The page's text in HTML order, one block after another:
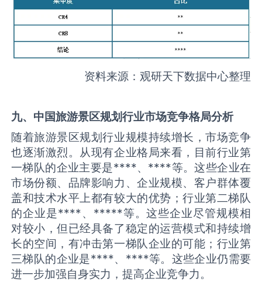
资料来源：观研天下数据中心整理
九、中国旅游景区规划行业市场竞争格局分析
随着旅游景区规划行业规模持续增长，市场竞争
也逐渐激烈。从现有企业格局来看，目前行业第
一梯队的企业主要是****、****等。这些企业在
市场份额、品牌影响力、企业规模、客户群体覆
盖和技术水平上都有较大的优势；行业第二梯队
的企业是****、*****等。这些企业尽管规模相
对较小，但已经具备了稳定的运营模式和持续增
长的空间，有冲击第一梯队企业的可能；行业第
三梯队的企业是****、****等。这些企业仍需要
进一步加强自身实力，提高企业竞争力。